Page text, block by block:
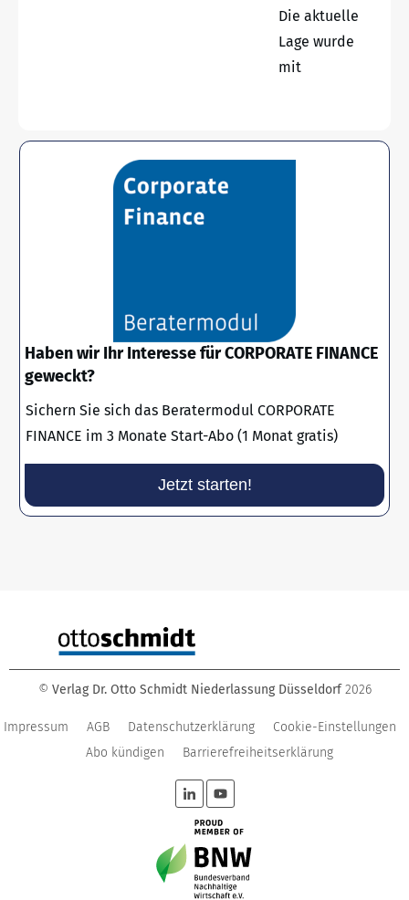
Die aktuelle
Lage wurde
mit
Haben wir Ihr Interesse für CORPORATE FINANCE
geweckt?
Sichern Sie sich das Beratermodul CORPORATE
FINANCE im 3 Monate Start-Abo (1 Monat gratis)
Jetzt starten!
© Verlag Dr. Otto Schmidt Niederlassung Düsseldorf 2026
Impressum AGB Datenschutzerklärung
Cookie-Einstellungen
Abo kündigen
Barrierefreiheitserklärung